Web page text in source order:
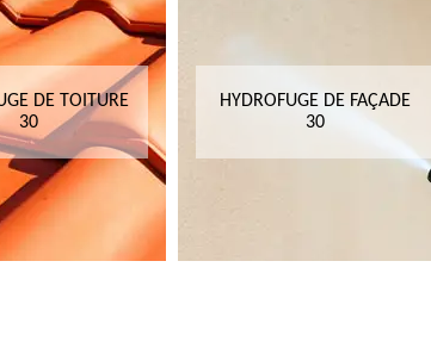
DE TOITURE
30
HYDROFUGE DE FAÇADE
30